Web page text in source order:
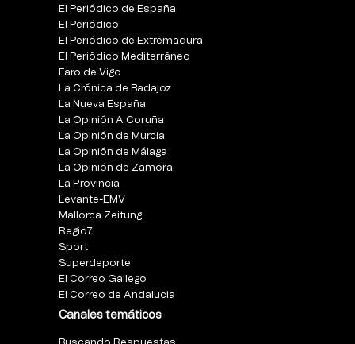
El Periódico de España
El Periódico
El Periódico de Extremadura
El Periódico Mediterráneo
Faro de Vigo
La Crónica de Badajoz
La Nueva España
La Opinión A Coruña
La Opinión de Murcia
La Opinión de Málaga
La Opinión de Zamora
La Provincia
Levante-EMV
Mallorca Zeitung
Regio7
Sport
Superdeporte
El Correo Gallego
El Correo de Andalucia
Canales temáticos